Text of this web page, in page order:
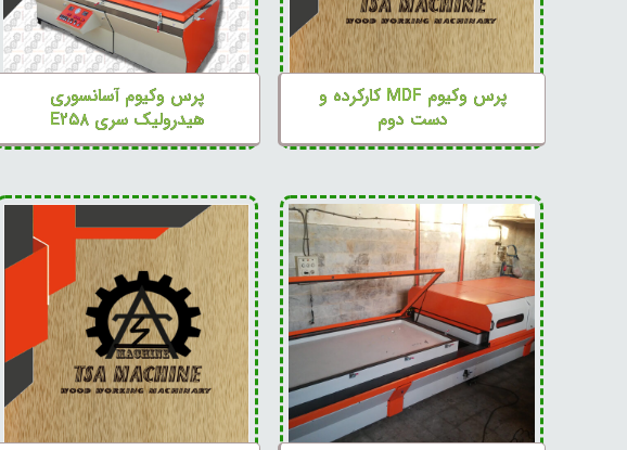
پرس وکیوم MDF کارکرده و
دست دوم
پرس وکیوم آسانسوری
هیدرولیک سری E۲۵۸